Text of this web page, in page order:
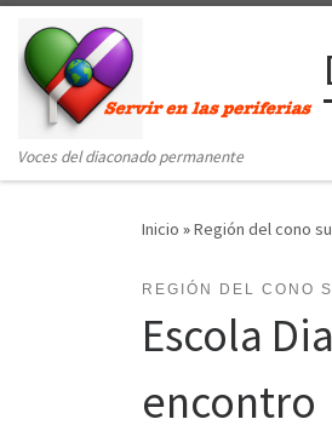
Saltar al contenido
Voces del diaconado permanente
Inicio »Región del cono
REGIÓN DEL CONO
Escola
encontro